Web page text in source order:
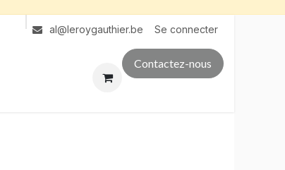
al@leroygauthier.be Se connecter
Contactez-nous